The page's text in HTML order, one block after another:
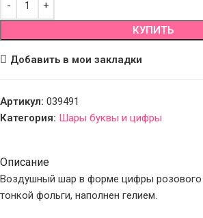
КУПИТЬ
Добавить в мои закладки
Артикул: 039491
Категория: Шары буквы и цифры
Описание
Воздушный шар в форме цифры розового
тонкой фольги, наполнен гелием.